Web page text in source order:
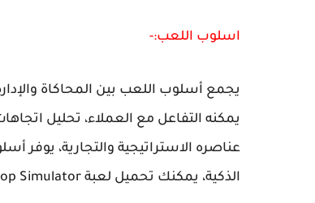
اسلوب اللعب:-
يجمع أسلوب اللعب بين المحاكاة
يمكنه التفاعل مع العملاء، تحليل
عناصره الاستراتيجية والتجارية، يوفر
الذكية، يمكنك تحميل لعبة TCG Card Shop Simulator للمزيد من المتعة.